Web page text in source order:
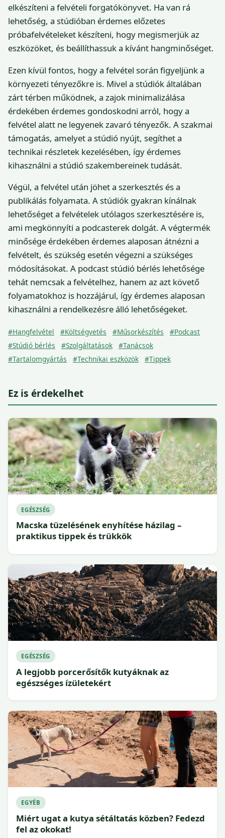
elkészíteni a felvételi forgatókönyvet. Ha van rá
lehetőség, a stúdióban érdemes előzetes
próbafelvételeket készíteni, hogy megismerjük az
eszközöket, és beállíthassuk a kívánt hangminőséget.
Ezen kívül fontos, hogy a felvétel során figyeljünk a
környezeti tényezőkre is. Mivel a stúdiók általában
zárt térben működnek, a zajok minimalizálása
érdekében érdemes gondoskodni arról, hogy a
felvétel alatt ne legyenek zavaró tényezők. A szakmai
támogatás, amelyet a stúdió nyújt, segíthet a
technikai részletek kezelésében, így érdemes
kihasználni a stúdió szakembereinek tudását.
Végül, a felvétel után jöhet a szerkesztés és a
publikálás folyamata. A stúdiók gyakran kínálnak
lehetőséget a felvételek utólagos szerkesztésére is,
ami megkönnyíti a podcasterek dolgát. A végtermék
minősége érdekében érdemes alaposan átnézni a
felvételt, és szükség esetén végezni a szükséges
módosításokat. A podcast stúdió bérlés lehetősége
tehát nemcsak a felvételhez, hanem az azt követő
folyamatokhoz is hozzájárul, így érdemes alaposan
kihasználni a rendelkezésre álló lehetőségeket.
#Hangfelvétel #Költségvetés #Műsorkészítés
#Podcast
#Stúdió bérlés
#Szolgáltatások
#Tanácsok
#Tartalomgyártás
#Technikai eszközök #Tippek
Ez is érdekelhet
EGÉSZSÉG
Macska tüzelésének enyhítése házilag –
praktikus tippek és trükkök
EGÉSZSÉG
A legjobb porcerősítők kutyáknak az
egészséges ízületekért
EGYÉB
Miért ugat a kutya sétáltatás közben? Fedezd
fel az okokat!